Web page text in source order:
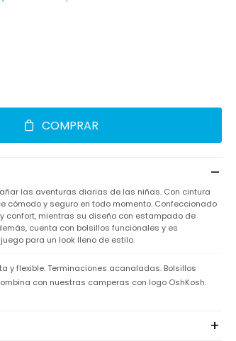
COMPRAR
las aventuras diarias de las niñas. Con cintura
cómodo y seguro en todo momento. Confeccionado
confort, mientras su diseño con estampado de
cuenta con bolsillos funcionales y es
para un look lleno de estilo.
y flexible. Terminaciones acanaladas. Bolsillos
con nuestras camperas con logo OshKosh.